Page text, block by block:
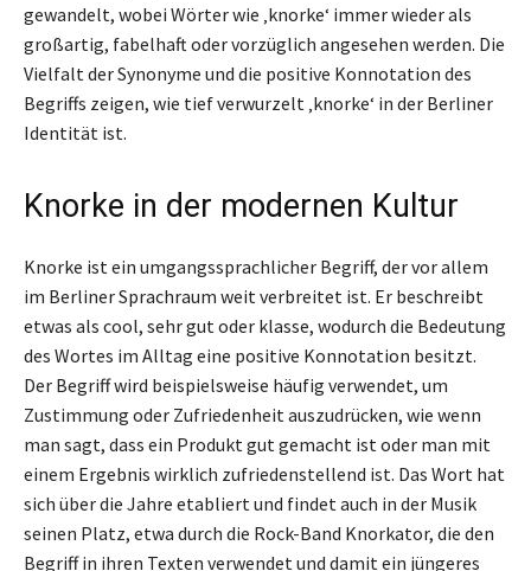
gewandelt, wobei Wörter wie ‚knorke‘ immer wieder als
großartig, fabelhaft oder vorzüglich angesehen werden. Die
Vielfalt der Synonyme und die positive Konnotation des
Begriffs zeigen, wie tief verwurzelt ‚knorke‘ in der Berliner
Identität ist.
Knorke in der modernen Kultur
Knorke ist ein umgangssprachlicher Begriff, der vor allem
im Berliner Sprachraum weit verbreitet ist. Er beschreibt
etwas als cool, sehr gut oder klasse, wodurch die Bedeutung
des Wortes im Alltag eine positive Konnotation besitzt.
Der Begriff wird beispielsweise häufig verwendet, um
Zustimmung oder Zufriedenheit auszudrücken, wie wenn
man sagt, dass ein Produkt gut gemacht ist oder man mit
einem Ergebnis wirklich zufriedenstellend ist. Das Wort hat
sich über die Jahre etabliert und findet auch in der Musik
seinen Platz, etwa durch die Rock-Band Knorkator, die den
Begriff in ihren Texten verwendet und damit ein jüngeres